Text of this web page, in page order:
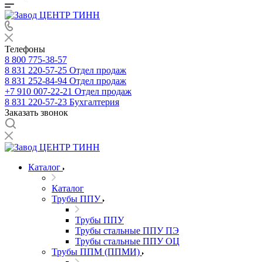
Телефоны
8 800 775-38-57
8 831 220-57-25 Отдел продаж
8 831 252-84-94 Отдел продаж
+7 910 007-22-21 Отдел продаж
8 831 220-57-23 Бухгалтерия
Заказать звонок
Каталог
Каталог
Трубы ППУ
Трубы ППУ
Трубы стальные ППУ ПЭ
Трубы стальные ППУ ОЦ
Трубы ППМ (ППМИ)